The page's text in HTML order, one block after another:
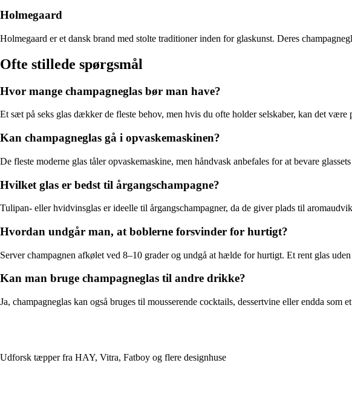
Holmegaard
Holmegaard er et dansk brand med stolte traditioner inden for glaskunst. Deres
Ofte stillede spørgsmål
Hvor mange champagneglas bør man have?
Et sæt på seks glas dækker de fleste behov, men hvis du ofte holder selskaber, kan det
Kan champagneglas gå i opvaskemaskinen?
De fleste moderne glas tåler opvaskemaskine, men håndvask anbefales for at bevare
Hvilket glas er bedst til årgangschampagne?
Tulipan- eller hvidvinsglas er ideelle til årgangschampagner, da de giver plads til
Hvordan undgår man, at boblerne forsvinder for hurtigt?
Server champagnen afkølet ved 8–10 grader og undgå at hælde for hurtigt. Et rent glas
Kan man bruge champagneglas til andre drikke?
Ja, champagneglas kan også bruges til mousserende cocktails, dessertvine eller endda som
Udforsk tæpper fra HAY, Vitra, Fatboy og flere designhuse